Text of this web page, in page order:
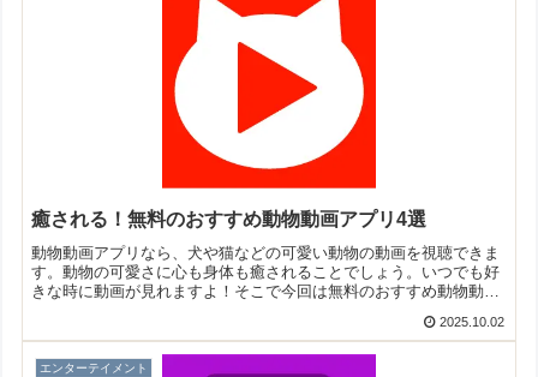
癒される！無料のおすすめ動物動画アプリ4選
動物動画アプリなら、犬や猫などの可愛い動物の動画を視聴できま
す。動物の可愛さに心も身体も癒されることでしょう。いつでも好
きな時に動画が見れますよ！そこで今回は無料のおすすめ動物動画
2025.10.02
エンターテイメント